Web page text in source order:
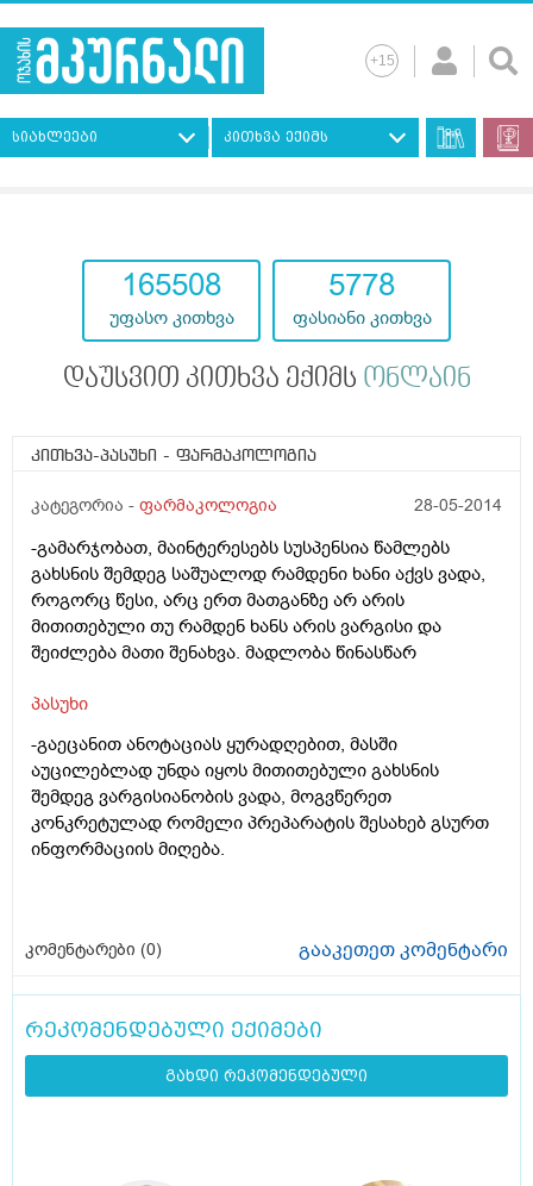
სიახლეები კითხვა ექიმს
193117
უფასო კითხვა
7247
ფასიანი კითხვა
დაუსვით კითხვა ექიმს ონლაინ
კითხვა-პასუხი - ფარმაკოლოგია
კატეგორია - ფარმაკოლოგია 28-05-2014
-გამარჯობათ, მაინტერესებს სუსპენსია წამლებს
გახსნის შემდეგ საშუალოდ რამდენი ხანი აქვს ვადა,
როგორც წესი, არც ერთ მათგანზე არ არის
მითითებული თუ რამდენ ხანს არის ვარგისი და
შეიძლება მათი შენახვა. მადლობა წინასწარ
პასუხი
-გაეცანით ანოტაციას ყურადღებით, მასში
აუცილებლად უნდა იყოს მითითებული გახსნის
შემდეგ ვარგისიანობის ვადა, მოგვწერეთ
კონკრეტულად რომელი პრეპარატის შესახებ გსურთ
ინფორმაციის მიღება.
კომენტარები (0) გააკეთეთ კომენტარი
რეკომენდებული ექიმები
გახდი რეკომენდებული